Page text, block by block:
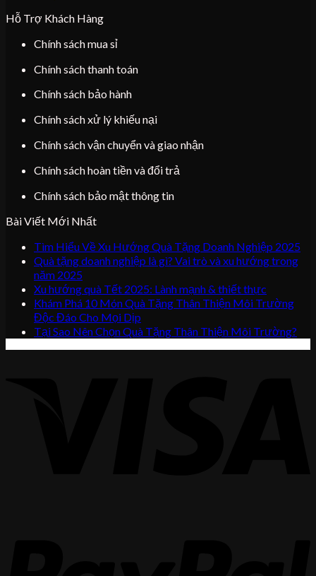
Hỗ Trợ Khách Hàng
Chính sách mua sỉ
Chính sách thanh toán
Chính sách bảo hành
Chính sách xử lý khiếu nại
Chính sách vận chuyển và giao nhận
Chính sách hoàn tiền và đổi trả
Chính sách bảo mật thông tin
Bài Viết Mới Nhất
Tìm Hiểu Về Xu Hướng Quà Tặng Doanh Nghiệp 2025
Quà tặng doanh nghiệp là gì? Vai trò và xu hướng trong
năm 2025
Xu hướng quà Tết 2025: Lành mạnh & thiết thực
Khám Phá 10 Món Quà Tặng Thân Thiện Môi Trường
Độc Đáo Cho Mọi Dịp
Tại Sao Nên Chọn Quà Tặng Thân Thiện Môi Trường?